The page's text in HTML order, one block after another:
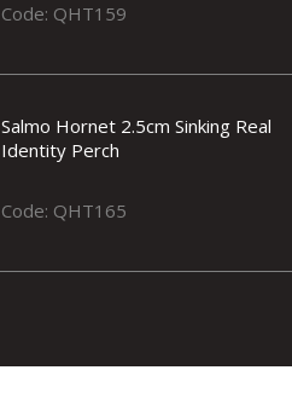
Code: QHT159
Salmo Hornet 2.5cm Sinking Real
Identity Perch
Code: QHT165